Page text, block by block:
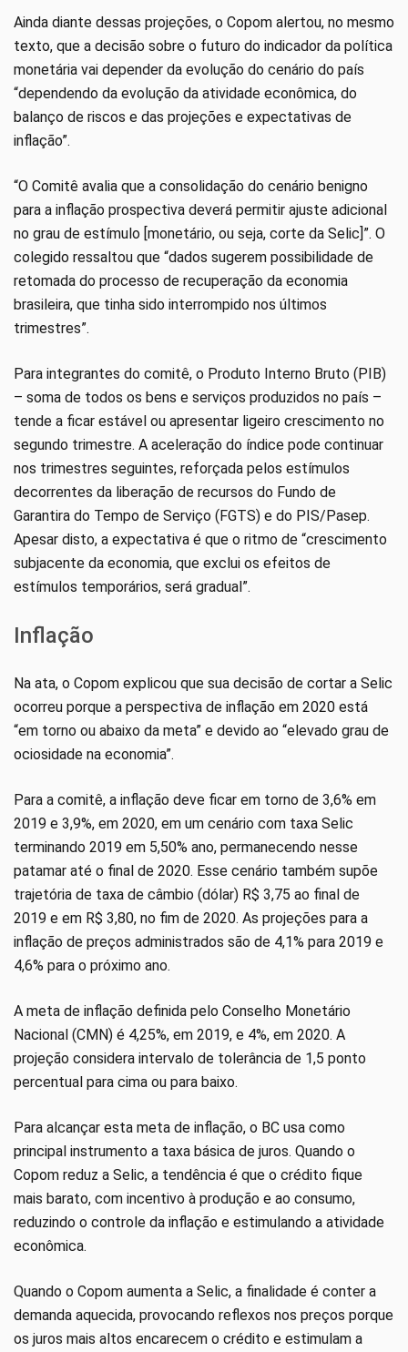
Ainda diante dessas projeções, o Copom alertou, no mesmo
texto, que a decisão sobre o futuro do indicador da política
monetária vai depender da evolução do cenário do país
“dependendo da evolução da atividade econômica, do
balanço de riscos e das projeções e expectativas de
inflação”.
“O Comitê avalia que a consolidação do cenário benigno
para a inflação prospectiva deverá permitir ajuste adicional
no grau de estímulo [monetário, ou seja, corte da Selic]”. O
colegido ressaltou que “dados sugerem possibilidade de
retomada do processo de recuperação da economia
brasileira, que tinha sido interrompido nos últimos
trimestres”.
Para integrantes do comitê, o Produto Interno Bruto (PIB)
– soma de todos os bens e serviços produzidos no país –
tende a ficar estável ou apresentar ligeiro crescimento no
segundo trimestre. A aceleração do índice pode continuar
nos trimestres seguintes, reforçada pelos estímulos
decorrentes da liberação de recursos do Fundo de
Garantira do Tempo de Serviço (FGTS) e do PIS/Pasep.
Apesar disto, a expectativa é que o ritmo de “crescimento
subjacente da economia, que exclui os efeitos de
estímulos temporários, será gradual”.
Inflação
Na ata, o Copom explicou que sua decisão de cortar a Selic
ocorreu porque a perspectiva de inflação em 2020 está
“em torno ou abaixo da meta” e devido ao “elevado grau de
ociosidade na economia”.
Para a comitê, a inflação deve ficar em torno de 3,6% em
2019 e 3,9%, em 2020, em um cenário com taxa Selic
terminando 2019 em 5,50% ano, permanecendo nesse
patamar até o final de 2020. Esse cenário também supõe
trajetória de taxa de câmbio (dólar) R$ 3,75 ao final de
2019 e em R$ 3,80, no fim de 2020. As projeções para a
inflação de preços administrados são de 4,1% para 2019 e
4,6% para o próximo ano.
A meta de inflação definida pelo Conselho Monetário
Nacional (CMN) é 4,25%, em 2019, e 4%, em 2020. A
projeção considera intervalo de tolerância de 1,5 ponto
percentual para cima ou para baixo.
Para alcançar esta meta de inflação, o BC usa como
principal instrumento a taxa básica de juros. Quando o
Copom reduz a Selic, a tendência é que o crédito fique
mais barato, com incentivo à produção e ao consumo,
reduzindo o controle da inflação e estimulando a atividade
econômica.
Quando o Copom aumenta a Selic, a finalidade é conter a
demanda aquecida, provocando reflexos nos preços porque
os juros mais altos encarecem o crédito e estimulam a